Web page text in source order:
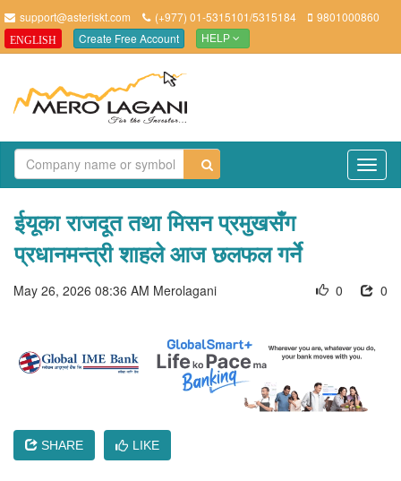
support@asteriskt.com (+977) 01-5315101/5315184 9801000860
ENGLISH Create Free Account HELP
ईयूका राजदूत तथा मिसन प्रमुखसँग
प्रधानमन्त्री शाहले आज छलफल गर्ने
May 26, 2026 08:36 AM Merolagani 0
0
SHARE LIKE